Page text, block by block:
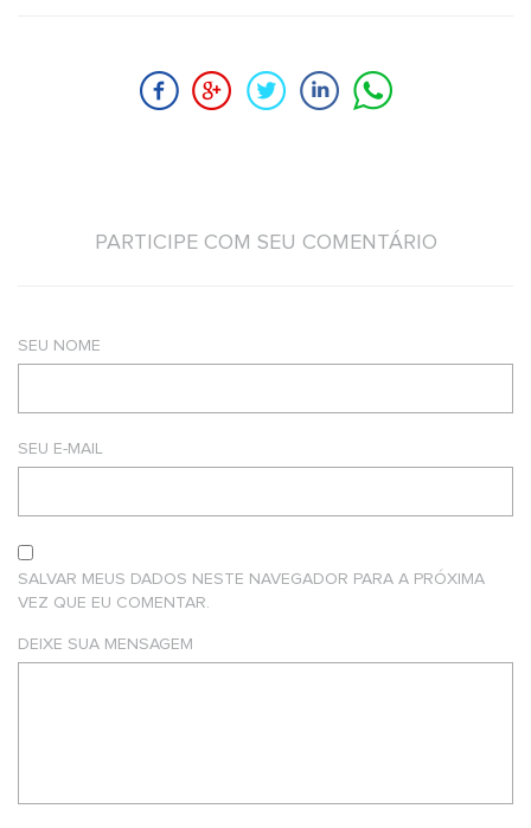
PARTICIPE COM SEU COMENTÁRIO
SEU NOME
SEU E-MAIL
SALVAR MEUS DADOS NESTE NAVEGADOR PARA A PRÓXIMA
VEZ QUE EU COMENTAR.
DEIXE SUA MENSAGEM